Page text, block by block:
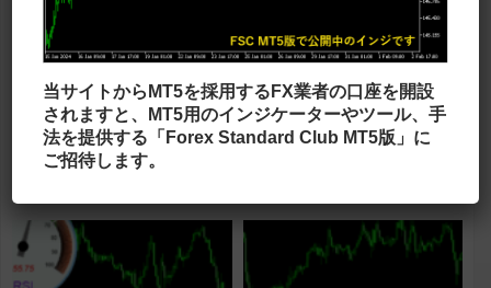
サイン型
MAとRSIでサインを出す
「sidus」
移動平均線とRSIを組み合わせてサイン
を出すインジです。 sidusのロジックは
オシレーター
チャート下に複数の時間足のス
トキャスを表示する
「JFAllStochastic」
チャート下に複数の時間足のストキャス
当サイトからMT5を採用するFX業者の口座を開設
されますと、MT5用のインジケーターやツール、手
法を提供する「Forex Standard Club MT5版」に
ご招待します。